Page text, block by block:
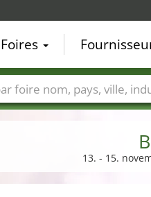
13. - 15.
Foires
Pays Villes